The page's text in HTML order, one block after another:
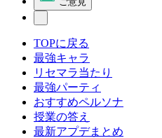
TOPに戻る
最強キャラ
リセマラ当たり
最強パーティ
おすすめペルソナ
授業の答え
最新アプデまとめ